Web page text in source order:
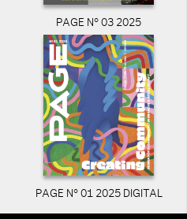
PAGE N° 03 2025
PAGE N° 01 2025 DIGITAL